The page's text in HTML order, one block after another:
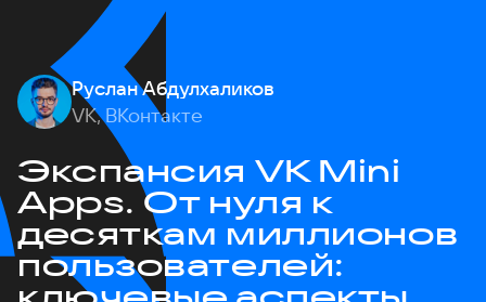
Руслан Абдулхаликов
VK, ВКонтакте
Экспансия VK Mini
Apps. От нуля к
десяткам миллионов
пользователей: